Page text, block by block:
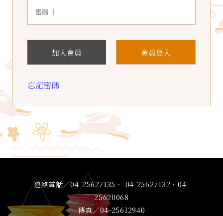
密碼 ｜
加入會員 會員登入
忘記密碼
連絡電話／04-25627135、 04-25627132、04-
25620068
傳真／04-25612940